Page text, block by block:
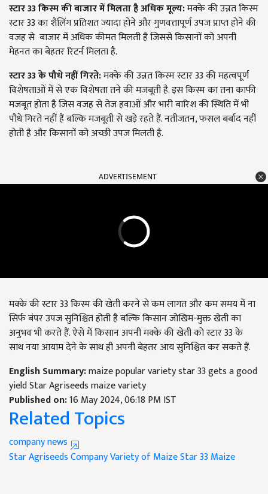
स्टार 33 किस्म की बाजार में मिलता है अधिक मूल्य:मक्के की उन्नत किस्म
स्टार 33 का शैलिंग प्रतिशत ज्यादा होने और गुणवत्तापूर्ण उपज प्राप्त होने की
वजह से बाजार में अधिक कीमत मिलती है जिससे किसानों को अपनी
मेहनत का बेहतर रिटर्न मिलता है.
स्टार 33 के पौधे नहीं गिरते:मक्के की उन्नत किस्म स्टार 33 की महत्वपूर्ण
विशेषताओं में से एक विशेषता तने की मजबूती है. इस किस्म का तना काफी
मजबूत होता है जिस वजह से तेज हवाओं और भारी बारिश की स्थिति में भी
पौधे गिरते नहीं हैं बल्कि मजबूती से खड़े रहते हैं. नतीजतन, फसल बर्बाद नहीं
होती है और किसानों को अच्छी उपज मिलती है.
ADVERTISEMENT
मक्के की स्टार 33 किस्म की खेती करने से कम लागत और कम समय में ना
सिर्फ बंपर उपज सुनिश्चित होती है बल्कि किसान जोखिम-मुक्त खेती का
अनुभव भी करते हैं. ऐसे में किसान अपनी मक्के की खेती को स्टार 33 के
साथ नया आयाम देने के साथ ही अपनी बेहतर आय सुनिश्चित कर सकते हैं.
English Summary:maize popular variety star 33 gets a good
yield Star Agriseeds maize variety
Published on:16 May 2024, 06:18 PM IST
Related Topics
company news
Star Agriseeds CompanyVariety of MaizeStar 33 Maize